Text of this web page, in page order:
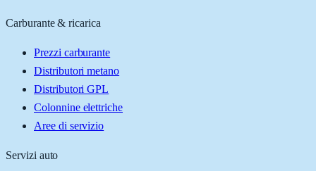
Carburante & ricarica
Prezzi carburante
Distributori metano
Distributori GPL
Colonnine elettriche
Aree di servizio
Servizi auto